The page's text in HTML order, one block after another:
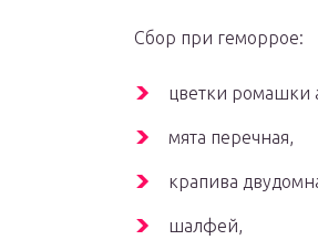
Сбор при геморрое:
цветки ромашки
мята перечная,
крапива
шалфей,